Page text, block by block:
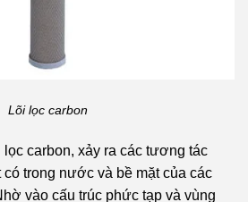
Lõi lọc carbon
carbon, xảy ra các tương tác
trong nước và bề mặt của các
vào cấu trúc phức tạp và vùng